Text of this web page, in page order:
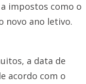
impostos como o
novo ano letivo.
a data de
acordo com o